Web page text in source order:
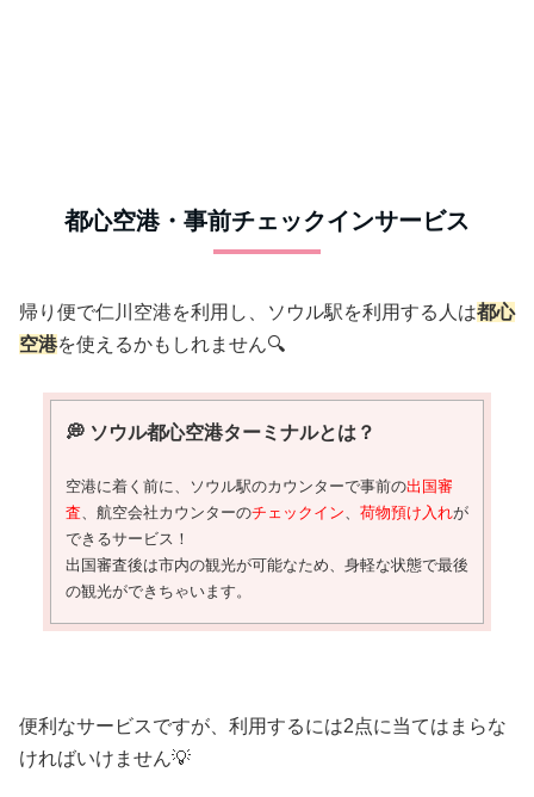
都心空港・事前チェックインサービス
帰り便で仁川空港を利用し、ソウル駅を利用する人は都心
空港を使えるかもしれません🔍
💭 ソウル都心空港ターミナルとは？
空港に着く前に、ソウル駅のカウンターで事前の出国審
査、航空会社カウンターのチェックイン、 荷物預け入れが
できるサービス！
出国審査後は市内の観光が可能なため、身軽な状態で最後
の観光ができちゃいます。
便利なサービスですが、利用するには2点に当てはまらな
ければいけません💡